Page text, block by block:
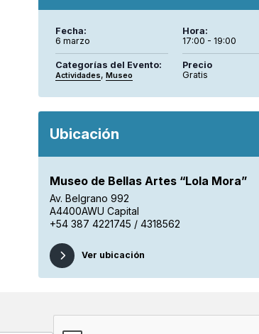
Fecha:
6 marzo
Hora:
17:00 - 19:00
Categorías del Evento:
Actividades,Museo
Precio
Gratis
Ubicación
Museo de Bellas Artes “Lola Mora”
Av. Belgrano 992
A4400AWU Capital
+54 387 4221745 / 4318562
Ver ubicación